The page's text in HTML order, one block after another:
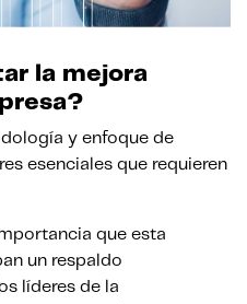
la mejora
y enfoque de
esenciales que requieren
que esta
un respaldo
líderes de la